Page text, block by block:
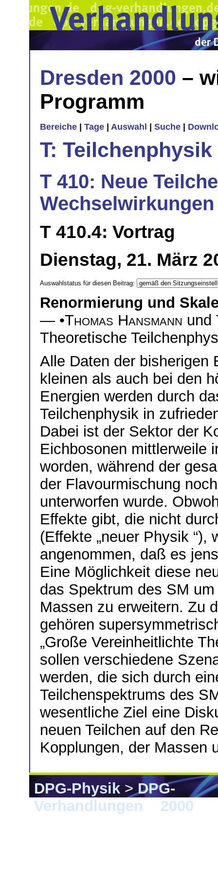
Dresden 2000 –
Programm
Bereiche Tage Auswahl Suche
T: Teilchenphysik
T 410: Neue
Wechselwirkungen
T 410.4: Vortrag
Dienstag, 21. März
Auswahlstatus für diesen Beitrag:
Renormierung und
— •Thomas Hansmann und
Theoretische
Alle Daten der bisherigen
kleinen als auch bei den
Energien werden durch
Teilchenphysik in
Dabei ist der Sektor der
Eichbosonen mittlerweile
worden, während der
der Flavourmischung
unterworfen wurde.
Effekte gibt, die nicht
(Effekte „neuer Physik
angenommen, daß es
Eine Möglichkeit diese
das Spektrum des SM
Massen zu erweitern. Zu
gehören
„Große Vereinheitlichte
sollen verschiedene
werden, die sich durch
Teilchenspektrums des
wesentliche Ziel eine
neuen Teilchen auf den
Kopplungen, der Massen
DPG-Physik>DPG-
Verhandlungen
2000